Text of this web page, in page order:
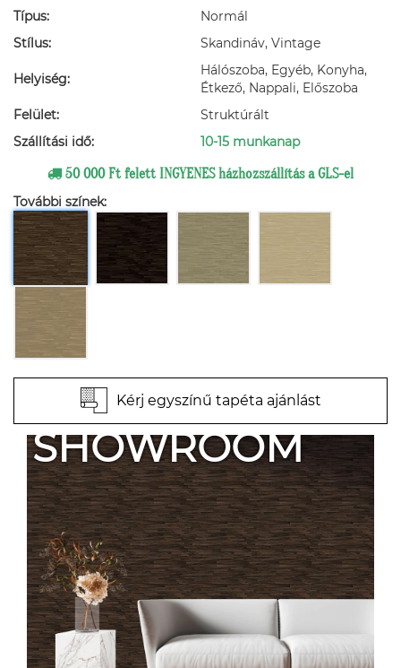
Típus:
Normál
Stílus:
Skandináv, Vintage
Helyiség:
Hálószoba, Egyéb, Konyha,
Étkező, Nappali, Előszoba
Felület:
Struktúrált
Szállítási idő:
10-15 munkanap
50 000 Ft felett INGYENES házhozszállítás a GLS-el
További színek:
Kérj egyszínű tapéta ajánlást
SHOWROOM